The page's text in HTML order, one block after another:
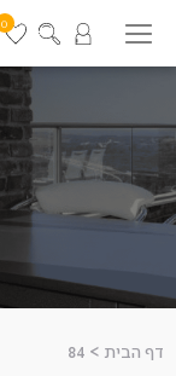
0
דף הבית >
84